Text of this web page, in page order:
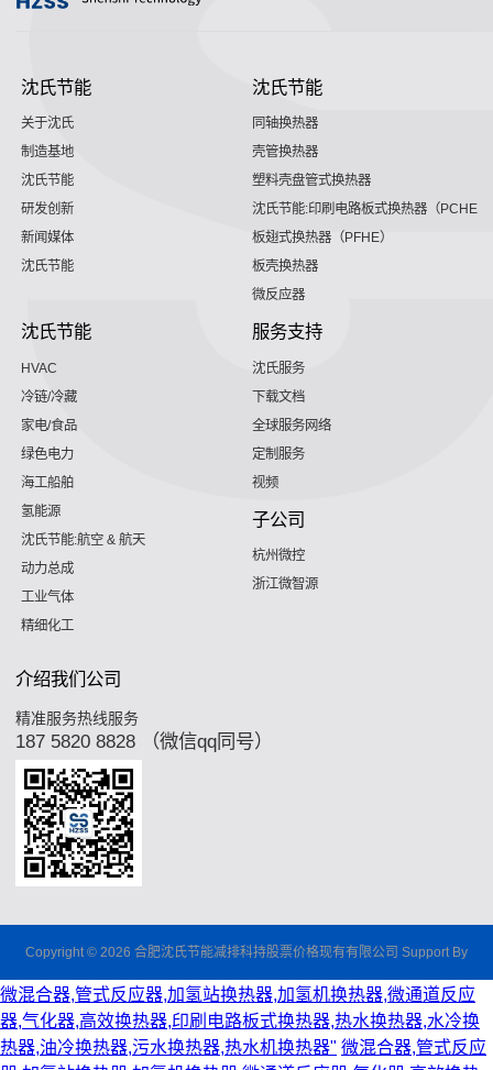
沈氏节能
关于沈氏
制造基地
沈氏节能
研发创新
新闻媒体
沈氏节能
沈氏节能
同轴换热器
壳管换热器
塑料壳盘管式换热器
沈氏节能:印刷电路板式换热器（PCHE）
板翅式换热器（PFHE）
板壳换热器
微反应器
沈氏节能
HVAC
冷链/冷藏
家电/食品
绿色电力
海工船舶
氢能源
沈氏节能:航空 & 航天
动力总成
工业气体
精细化工
服务支持
沈氏服务
下载文档
全球服务网络
定制服务
视频
子公司
杭州微控
浙江微智源
介绍我们公司
精准服务热线服务
187 5820 8828 （微信qq同号）
Copyright © 2026 合肥沈氏节能减排科持股票价格现有有限公司 Support By
微混合器,管式反应器,加氢站换热器,加氢机换热器,微通道反应
器,气化器,高效换热器,印刷电路板式换热器,热水换热器,水冷换
热器,油冷换热器,污水换热器,热水机换热器" 微混合器,管式反应